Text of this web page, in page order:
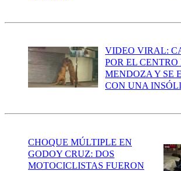
VIDEO VIRAL:
POR EL CENTRO
MENDOZA Y SE
CON UNA
CHOQUE MÚLTIPLE EN
GODOY CRUZ: DOS
MOTOCICLISTAS FUERON